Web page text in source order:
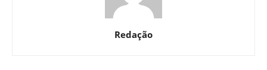
Redação